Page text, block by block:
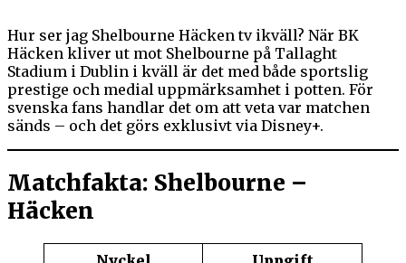
Hur ser jag Shelbourne Häcken tv ikväll? När BK
Häcken kliver ut mot Shelbourne på Tallaght
Stadium i Dublin i kväll är det med både sportslig
prestige och medial uppmärksamhet i potten. För
svenska fans handlar det om att veta var matchen
sänds – och det görs exklusivt via Disney+.
Matchfakta: Shelbourne –
Häcken